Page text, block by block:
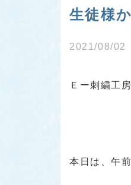
生徒様
2021/08/02
Ｅー刺繍工
本日は、午